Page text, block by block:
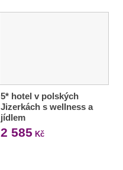
5* hotel v polských
Jizerkách s wellness a
jídlem
2 585 Kč